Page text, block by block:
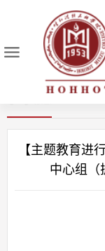
【主题教育进
中心组（